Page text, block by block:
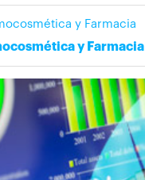
y Farmacia